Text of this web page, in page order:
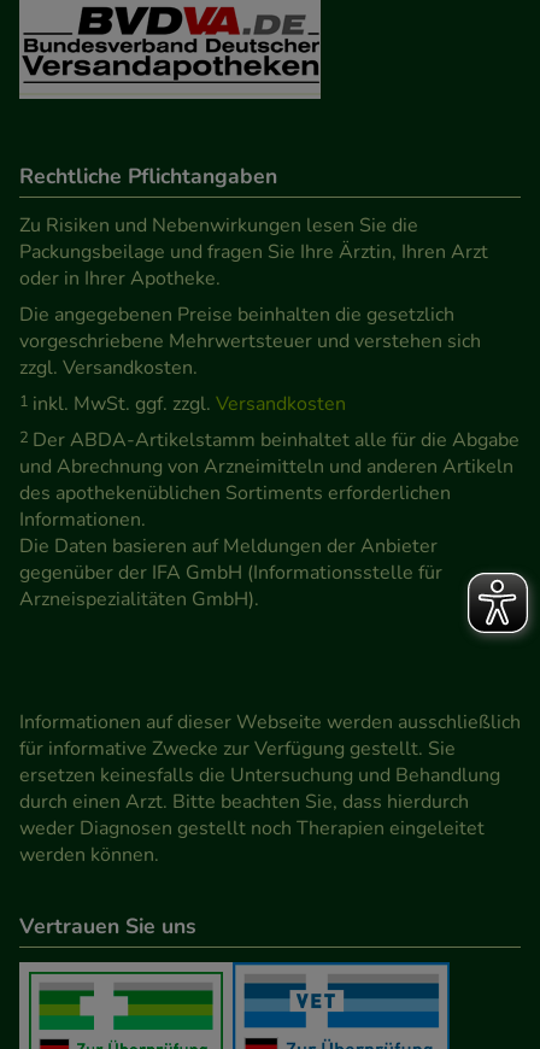
Rechtliche Pflichtangaben
Zu Risiken und Nebenwirkungen lesen Sie die
Packungsbeilage und fragen Sie Ihre Ärztin, Ihren Arzt
oder in Ihrer Apotheke.
Die angegebenen Preise beinhalten die gesetzlich
vorgeschriebene Mehrwertsteuer und verstehen sich
zzgl. Versandkosten.
1 inkl. MwSt. ggf. zzgl. Versandkosten
2 Der ABDA-Artikelstamm beinhaltet alle für die Abgabe
und Abrechnung von Arzneimitteln und anderen Artikeln
des apothekenüblichen Sortiments erforderlichen
Informationen.
Die Daten basieren auf Meldungen der Anbieter
gegenüber der IFA GmbH (Informationsstelle für
Arzneispezialitäten GmbH).
Informationen auf dieser Webseite werden ausschließlich
für informative Zwecke zur Verfügung gestellt. Sie
ersetzen keinesfalls die Untersuchung und Behandlung
durch einen Arzt. Bitte beachten Sie, dass hierdurch
weder Diagnosen gestellt noch Therapien eingeleitet
werden können.
Vertrauen Sie uns